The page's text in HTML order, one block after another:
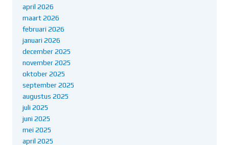
april 2026
maart 2026
februari 2026
januari 2026
december 2025
november 2025
oktober 2025
september 2025
augustus 2025
juli 2025
juni 2025
mei 2025
april 2025